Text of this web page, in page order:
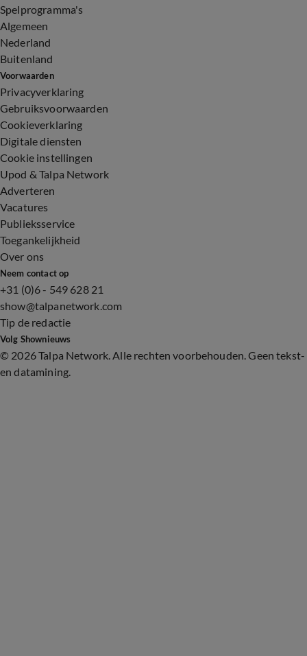
Spelprogramma's
Algemeen
Nederland
Buitenland
Voorwaarden
Privacyverklaring
Gebruiksvoorwaarden
Cookieverklaring
Digitale diensten
Cookie instellingen
Upod & Talpa Network
Adverteren
Vacatures
Publieksservice
Toegankelijkheid
Over ons
Neem contact op
+31 (0)6 - 549 628 21
show@talpanetwork.com
Tip de redactie
Volg Shownieuws
© 2026 Talpa Network. Alle rechten voorbehouden. Geen tekst-
en datamining.